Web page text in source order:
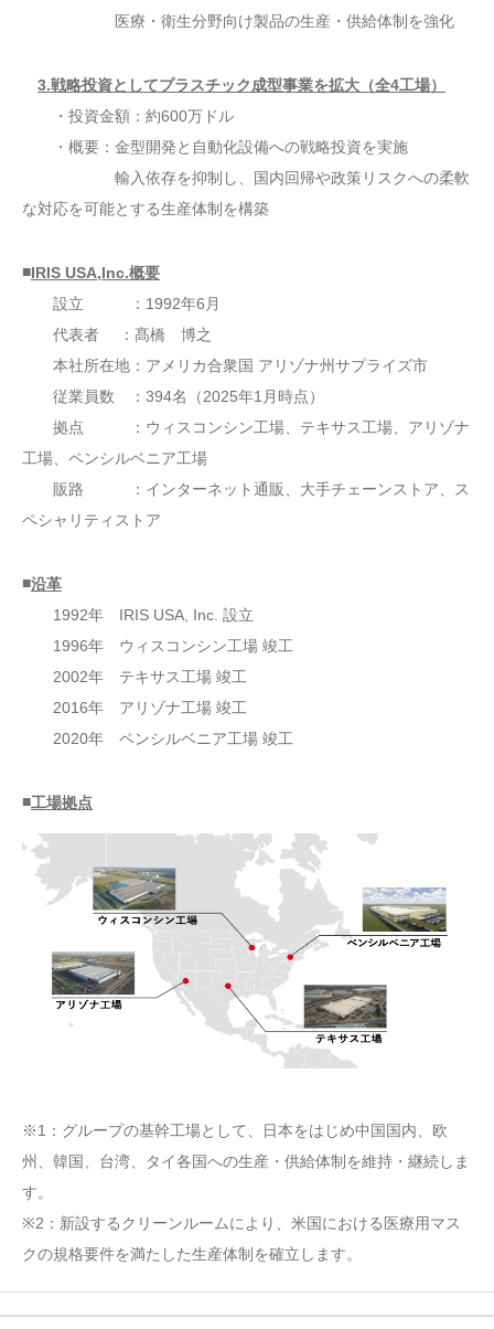
医療・衛生分野向け製品の生産・供給体制を強化
3.戦略投資としてプラスチック成型事業を拡大（全4工場）
・投資金額：約600万ドル
・概要：金型開発と自動化設備への戦略投資を実施
輸入依存を抑制し、国内回帰や政策リスクへの柔軟
な対応を可能とする生産体制を構築
■IRIS USA,Inc.概要
設立 ：1992年6月
代表者 ：髙橋 博之
本社所在地：アメリカ合衆国 アリゾナ州サプライズ市
従業員数 ：394名（2025年1月時点）
拠点 ：ウィスコンシン工場、テキサス工場、アリゾナ
工場、ペンシルベニア工場
販路 ：インターネット通販、大手チェーンストア、ス
ペシャリティストア
■沿革
1992年 IRIS USA, Inc. 設立
1996年 ウィスコンシン工場 竣工
2002年 テキサス工場 竣工
2016年 アリゾナ工場 竣工
2020年 ペンシルベニア工場 竣工
■工場拠点
※1：グループの基幹工場として、日本をはじめ中国国内、欧
州、韓国、台湾、タイ各国への生産・供給体制を維持・継続しま
す。
※2：新設するクリーンルームにより、米国における医療用マス
クの規格要件を満たした生産体制を確立します。